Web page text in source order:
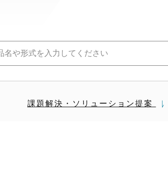
課題解決・ソリューション提案